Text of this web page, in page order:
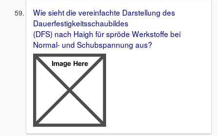
Wie sieht die vereinfachte Darstellung des
Dauerfestigkeitsschaubildes
(DFS) nach Haigh für spröde Werkstoffe bei
Normal- und Schubspannung aus?